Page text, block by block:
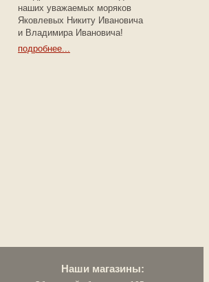
наших уважаемых моряков
Яковлевых Никиту Ивановича
и Владимира Ивановича!
подробнее...
Наши магазины: